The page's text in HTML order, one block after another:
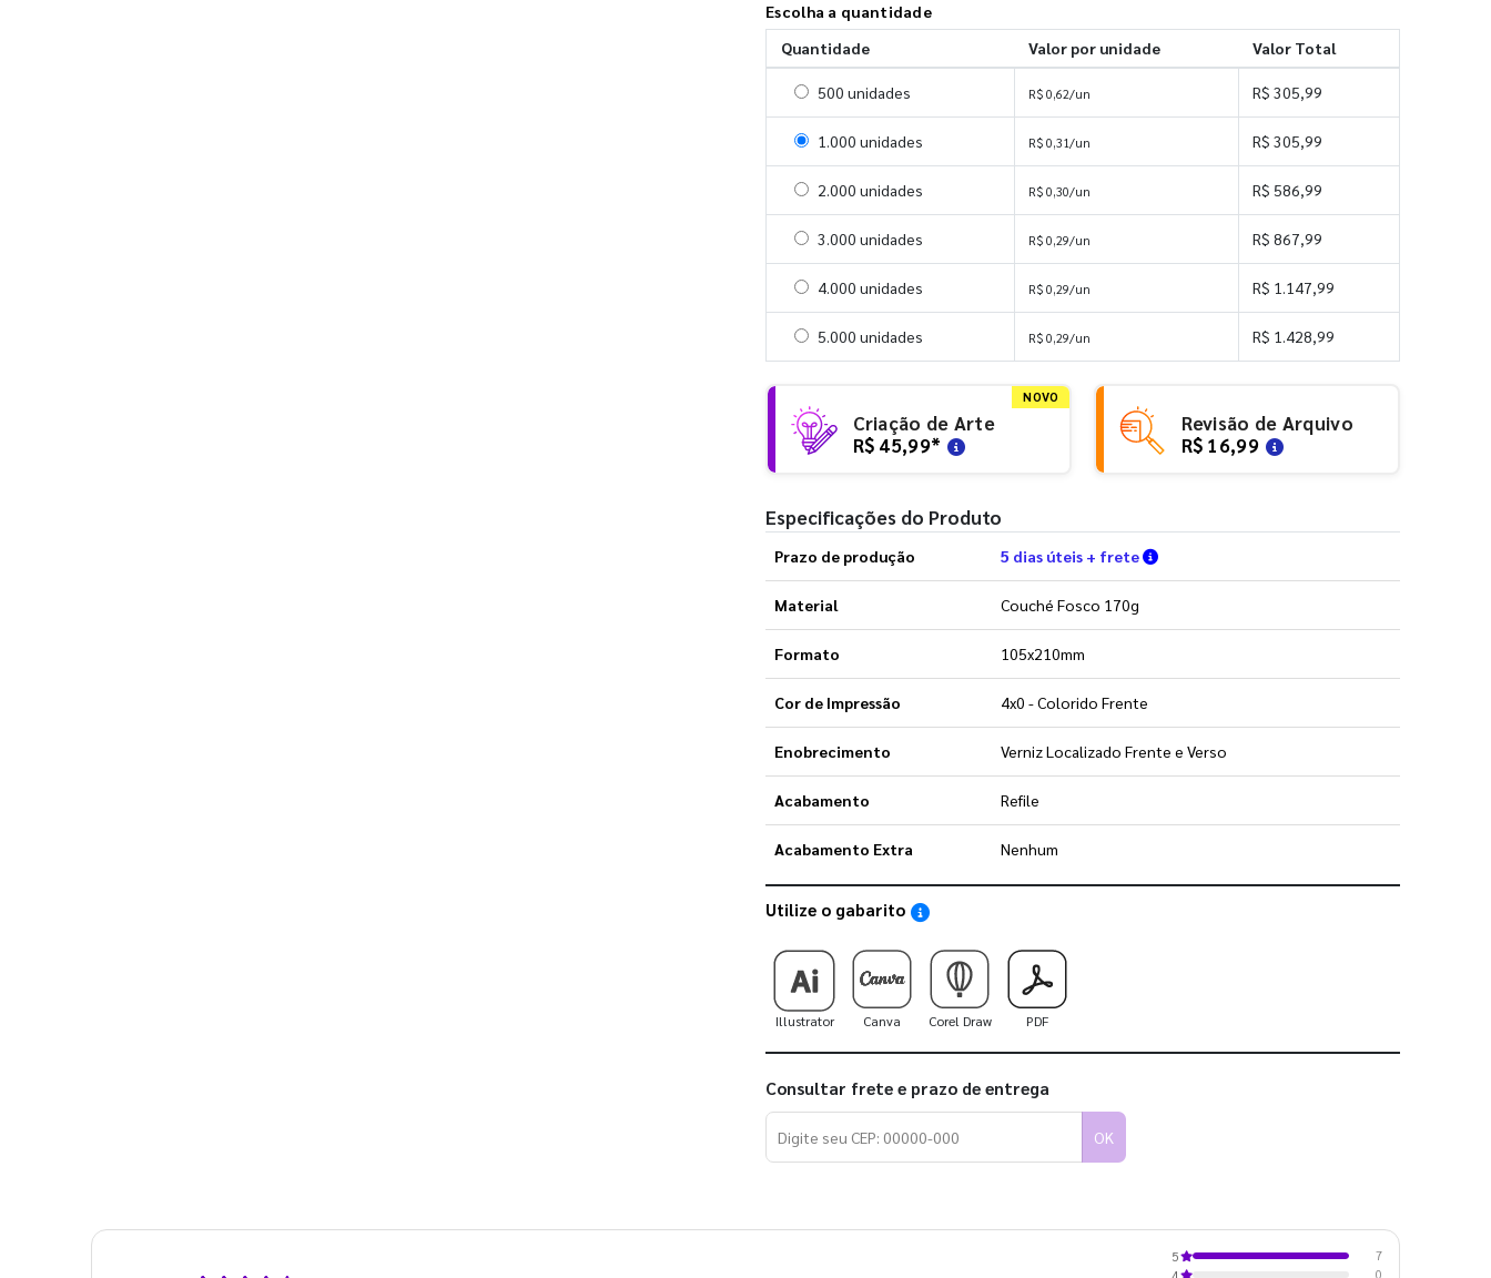
Escolha a quantidade
Quantidade
Valor por unidade Valor Total
Selecionar 500 unidades
500 unidades R$ 0,62/un R$ 305,99
Selecionar 1000 unidades
1.000 unidades R$ 0,31/un R$ 305,99
Selecionar 2000 unidades
2.000 unidades R$ 0,30/un R$ 586,99
Selecionar 3000 unidades
3.000 unidades R$ 0,29/un R$ 867,99
Selecionar 4000 unidades
4.000 unidades R$ 0,29/un R$ 1.147,99
Selecionar 5000 unidades
5.000 unidades R$ 0,29/un R$ 1.428,99
NOVO
Criação de Arte
R$ 45,99*
Revisão de Arquivo
R$ 16,99
Especificações do Produto
Prazo de produção 5 dias úteis + frete Verifique as condições de entrega
Material Couché Fosco 170g
Formato 105x210mm
Cor de Impressão 4x0 - Colorido Frente
Enobrecimento Verniz Localizado Frente e Verso
Acabamento Refile
Acabamento Extra Nenhum
Utilize o gabarito Saiba como utilizar os nossos gabaritos
Illustrator Canva Corel Draw PDF
Consultar frete e prazo de entrega
OK
5
7
0